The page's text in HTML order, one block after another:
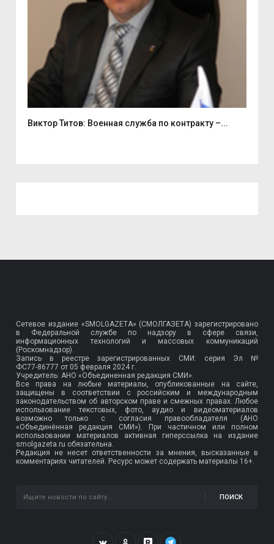
Виктор Титов: Военная служба по контракту –...
Сетевое издание «SMOLGAZETA» (СМОЛГАЗЕТА) зарегистрировано
в Федеральной службе по надзору в сфере связи,
информационных технологий и массовых коммуникаций
(Роскомнадзор).
Запись в реестре зарегистрированных СМИ: серия Эл №
ФС77-86777 от 05 февраля 2024 г.
Учредитель: АНО «Объединенная редакция СМИ».
Все права на любые материалы, опубликованные на сайте,
защищены в соответствии с российским и международным
законодательством об авторском праве и смежных правах. Любое
использование текстовых, фото, аудио и видеоматериалов
возможно только с согласия правообладателя (АНО
«Объединённая редакция СМИ»). При частичном или полном
использовании материалов активная гиперссылка на издание
smolgazeta.ru обязательна.
Редакция не несет ответственности за мнения, высказанные в
комментариях читателей. Ресурс может содержать материалы 16+.
ПОИСК